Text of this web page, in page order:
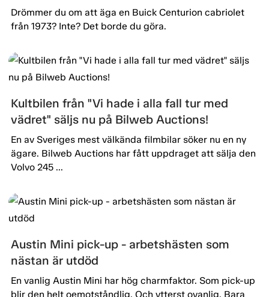
Drömmer du om att äga en Buick Centurion cabriolet
från 1973? Inte? Det borde du göra.
Kultbilen från "Vi hade i alla fall tur med
vädret" säljs nu på Bilweb Auctions!
En av Sveriges mest välkända filmbilar söker nu en ny
ägare. Bilweb Auctions har fått uppdraget att sälja den
Volvo 245 ...
Austin Mini pick-up - arbetshästen som
nästan är utdöd
En vanlig Austin Mini har hög charmfaktor. Som pick-up
blir den helt oemotståndlig. Och ytterst ovanlig. Bara